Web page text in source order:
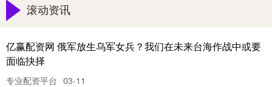
滚动资讯
亿赢配资网 俄军放生乌军女兵？我们在未来台海作战中或要
面临抉择
专业配资平台 03-11